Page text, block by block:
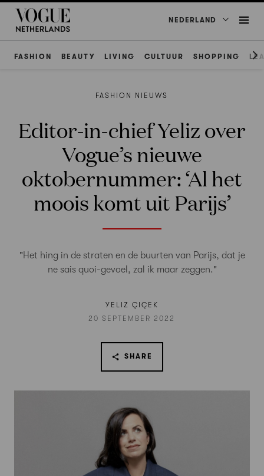
NEDERLAND
FASHION BEAUTY LIVING CULTUUR SHOPPING
FASHION NIEUWS
Editor-in-chief Yeliz over
Vogue’s nieuwe
oktobernummer: ‘Al het
moois komt uit Parijs’
"Het hing in de straten en de buurten van Parijs, dat je
ne sais quoi-gevoel, zal ik maar zeggen."
YELIZ ÇIÇEK
20 SEPTEMBER 2022
SHARE